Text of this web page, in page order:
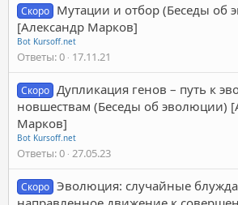
Скоро Мутации и отбор (Беседы об
[Александр Марков]
Bot Kursoff.net
Ответы 0 17.11.21
Скоро Дупликация генов – путь к
новшествам (Беседы об эволюции)
Марков]
Bot Kursoff.net
Ответы 0 27.05.23
Скоро Эволюция: случайные